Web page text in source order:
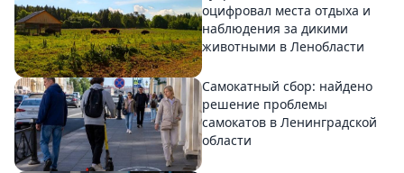
оцифровал места отдыха и
наблюдения за дикими
животными в Ленобласти
Самокатный сбор: найдено
решение проблемы
самокатов в Ленинградской
области